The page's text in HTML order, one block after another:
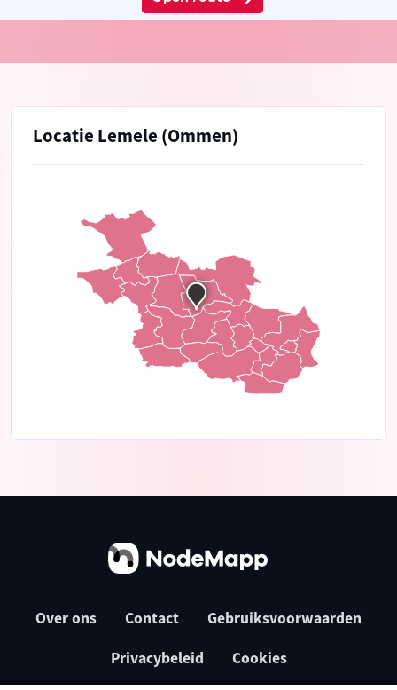
Locatie Lemele (Ommen)
Over ons Contact Gebruiksvoorwaarden
Privacybeleid Cookies